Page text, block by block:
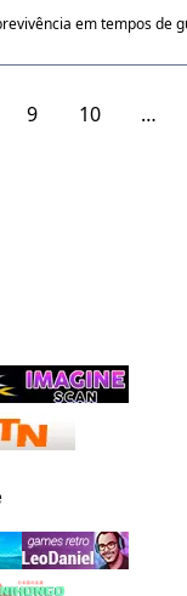
em tempos de
9 10 …